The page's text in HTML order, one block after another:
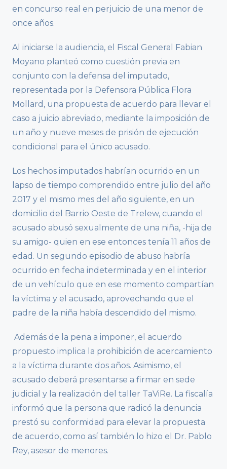
en concurso real en perjuicio de una menor de
once años.
Al iniciarse la audiencia, el Fiscal General Fabian
Moyano planteó como cuestión previa en
conjunto con la defensa del imputado,
representada por la Defensora Pública Flora
Mollard, una propuesta de acuerdo para llevar el
caso a juicio abreviado, mediante la imposición de
un año y nueve meses de prisión de ejecución
condicional para el único acusado.
Los hechos imputados habrían ocurrido en un
lapso de tiempo comprendido entre julio del año
2017 y el mismo mes del año siguiente, en un
domicilio del Barrio Oeste de Trelew, cuando el
acusado abusó sexualmente de una niña, -hija de
su amigo- quien en ese entonces tenía 11 años de
edad. Un segundo episodio de abuso habría
ocurrido en fecha indeterminada y en el interior
de un vehículo que en ese momento compartían
la víctima y el acusado, aprovechando que el
padre de la niña había descendido del mismo.
Además de la pena a imponer, el acuerdo
propuesto implica la prohibición de acercamiento
a la víctima durante dos años. Asimismo, el
acusado deberá presentarse a firmar en sede
judicial y la realización del taller TaViRe. La fiscalía
informó que la persona que radicó la denuncia
prestó su conformidad para elevar la propuesta
de acuerdo, como así también lo hizo el Dr. Pablo
Rey, asesor de menores.